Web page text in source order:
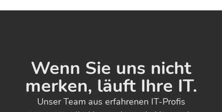
Wenn Sie uns nicht
merken, läuft Ihre IT.
Unser Team aus erfahrenen IT-Profis